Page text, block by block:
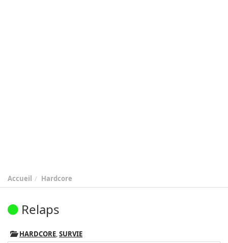
Accueil Hardcore
Relaps
HARDCORE,SURVIE